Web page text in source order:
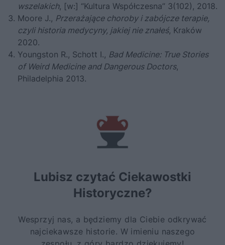
wszelakich, [w:] “Kultura Współczesna” 3(102), 2018.
Moore J., Przerażające choroby i zabójcze terapie,
czyli historia medycyny, jakiej nie znałeś, Kraków
2020.
Youngston R., Schott I., Bad Medicine: True Stories
of Weird Medicine and Dangerous Doctors,
Philadelphia 2013.